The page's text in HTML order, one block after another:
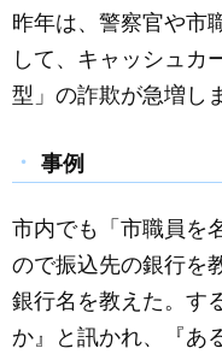
e
o
k
e
n
g
昨年は、警察官や市
して、キャッシュカ
型」の詐欺が急増し
事例
市内でも「市職員を
ので振込先の銀行を
銀行名を教えた。す
か』と訊かれ、『あ